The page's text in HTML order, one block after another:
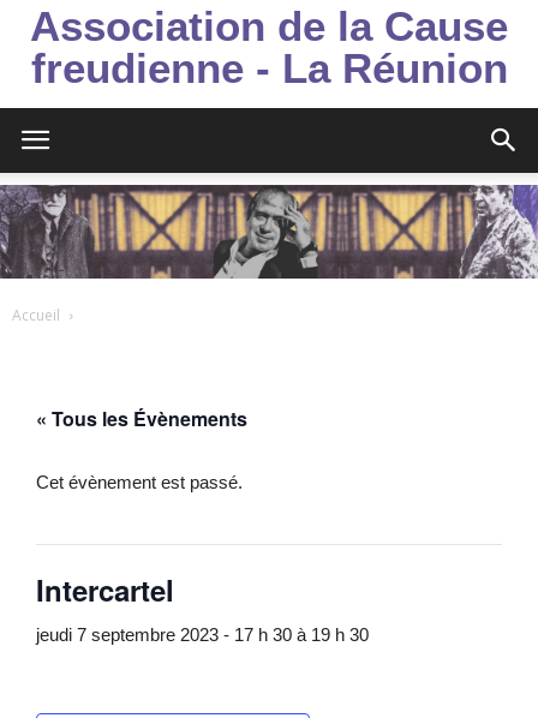
Association de la Cause
freudienne - La Réunion
Accueil
« Tous les Évènements
Cet évènement est passé.
Intercartel
jeudi 7 septembre 2023 - 17 h 30 à 19 h 30